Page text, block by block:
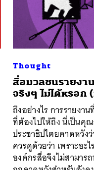
Thought
สื่อมวลชนรายงา
จริงๆ ไม่ได้หรอก
ถึงอย่างไร การรายงา
ที่ต้องไปให้ถึง นี่เป็น
ประชาธิปไตยคาดหวัง
ควรดูด้วยว่า เพราะอะ
องค์กรสื่อจึงไม่สามาร